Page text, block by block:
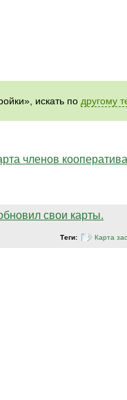
искать по другому
членов
свои карты.
Теги: Карта